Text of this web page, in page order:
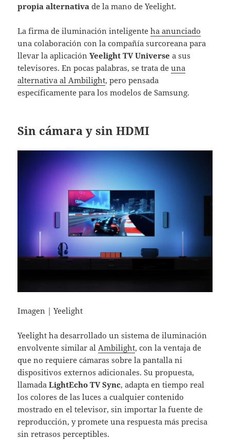
propia alternativa de la mano de Yeelight.
La firma de iluminación inteligenteha anunciado
una colaboración con la compañía surcoreana para
llevar la aplicaciónYeelight TV Universe a sus
televisores. En pocas palabras, se trata deuna
alternativa al Ambilight, pero pensada
específicamente para los modelos de Samsung.
Sin cámara y sin HDMI
Imagen | Yeelight
Yeelight ha desarrollado un sistema de iluminación
envolvente similar al Ambilight, con la ventaja de
que no requiere cámaras sobre la pantalla ni
dispositivos externos adicionales. Su propuesta,
llamadaLightEcho TV Sync, adapta en tiempo real
los colores de las luces a cualquier contenido
mostrado en el televisor, sin importar la fuente de
reproducción, y promete una respuesta más precisa
sin retrasos perceptibles.